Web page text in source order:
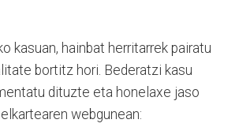
kasuan, hainbat herritarrek pairatu
bortitz hori. Bederatzi kasu
dituzte eta honelaxe jaso
webgunean: